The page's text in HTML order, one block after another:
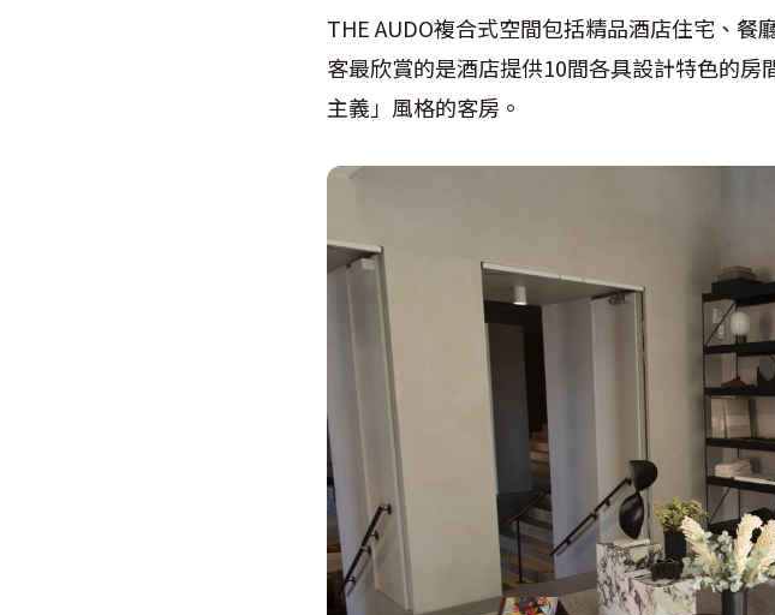
THE AUDO複合式空間包括精品酒店住宅、
客最欣賞的是酒店提供10間各具設計特色的
主義」風格的客房。